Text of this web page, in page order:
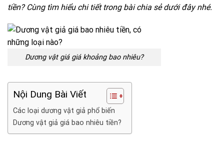
tiền? Cùng tìm hiểu chi tiết trong bài chia sẻ dưới đây nhé.
Dương vật giá giá khoảng bao nhiêu?
Nội Dung Bài Viết
Các loại dương vật giả phổ biến
Dương vật giả giá bao nhiêu tiền?